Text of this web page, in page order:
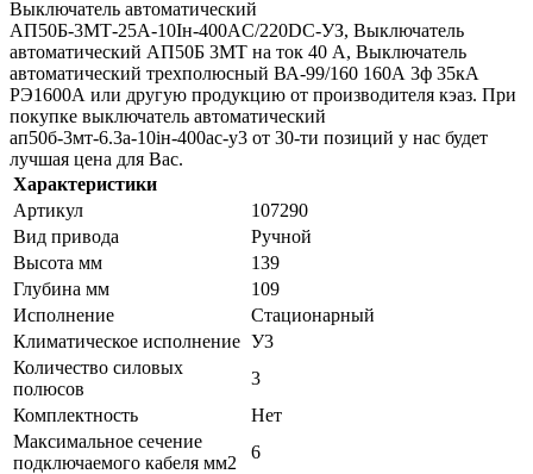
Выключатель автоматический
АП50Б-3МТ-25А-10Iн-400AС/220DC-УЗ, Выключатель
автоматический АП50Б 3МТ на ток 40 A, Выключатель
автоматический трехполюсный ВА-99/160 160А 3ф 35кА
РЭ1600А или другую продукцию от производителя кэаз. При
покупке выключатель автоматический
ап50б-3мт-6.3а-10iн-400ac-у3 от 30-ти позиций у нас будет
лучшая цена для Вас.
Характеристики
Артикул
107290
Вид привода
Ручной
Высота мм
139
Глубина мм
109
Исполнение
Стационарный
Климатическое исполнение У3
Количество силовых
полюсов
3
Комплектность
Нет
Максимальное сечение
подключаемого кабеля мм2
6